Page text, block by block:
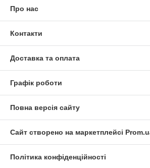
Про нас
Контакти
Доставка та оплата
Графік роботи
Повна версія сайту
Сайт створено на маркетплейсі
Політика конфіденційності